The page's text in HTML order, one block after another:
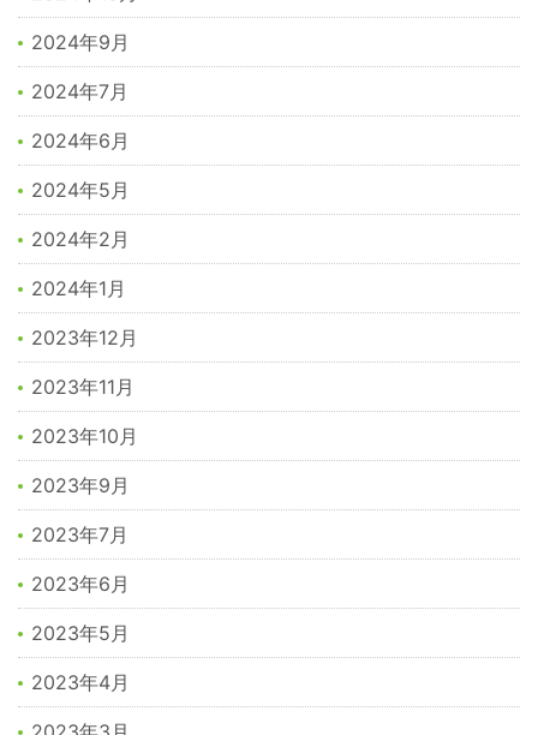
2024年9月
2024年7月
2024年6月
2024年5月
2024年2月
2024年1月
2023年12月
2023年11月
2023年10月
2023年9月
2023年7月
2023年6月
2023年5月
2023年4月